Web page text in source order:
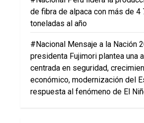
de fibra de alpaca con más de 4
toneladas al año
#Nacional Mensaje a la Nación
presidenta Fujimori plantea una
centrada en seguridad,
económico, modernización del
respuesta al fenómeno de El